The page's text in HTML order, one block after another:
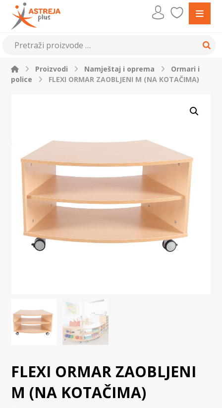
Proizvodi Namještaj i oprema
Ormari i
police
FLEXI ORMAR ZAOBLJENI M (NA KOTAČIMA)
FLEXI ORMAR ZAOBLJENI
M (NA KOTAČIMA)